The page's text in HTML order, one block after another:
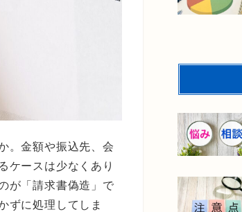
。金額や振込先、会
ケースは少なくあり
が「請求書偽造」で
ずに処理してしま